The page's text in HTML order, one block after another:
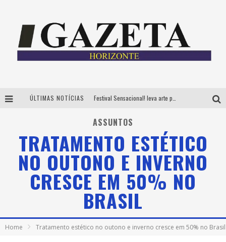
ÚLTIMAS NOTÍCIAS
Grandes shows, cenografia instagramável e resgate das tradições marcam o sucesso da 24ª edição do Forró do Givanildo
PAIS: BOAS HISTÓRIAS E UM BRINDE PARA CELEBRAR OS MOMENTOS QUE FICAM
ASSUNTOS
TRATAMENTO ESTÉTICO
NO OUTONO E INVERNO
CRESCE EM 50% NO
BRASIL
Home Tratamento estético no outono e inverno cresce em 50% no Brasil